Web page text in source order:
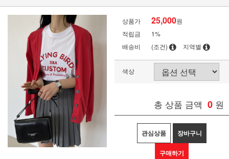
상품가 25,000원
적립금
1%
배송비
(조건) 지역별
색상
총 상품 금액 0 원
관심상품 장바구니
구매하기